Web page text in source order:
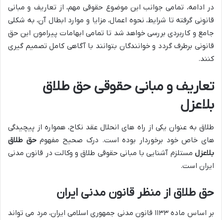
در ادامه، تمامی جوانب این موضوع حقوقی مهم، از تعاریف و مبانی
قانونی گرفته تا شرایط، نحوه اعمال، مزایا و موارد ابطال آن، به شکلی
جامع و کاربردی بررسی خواهد شد تا تمامی ابهامات پیرامون این حق
قانونی برطرف گردد و خوانندگان بتوانند با آگاهی کامل تصمیم گیری
کنند.
تعاریف و مبانی حقوقی حق طلاق
بلاعزل
طلاق به عنوان یکی از راه های انحلال عقد نکاح، همواره از پیچیدگی
های خاص خود برخوردار بوده است. درک صحیح مفهومحق طلاق
بلاعزل مستلزم آشنایی با مبانی حقوقی طلاق و وکالت در قانون مدنی
ایران است.
حق طلاق از منظر قانون مدنی ایران
بر اساس ماده ۱۱۳۳ قانون مدنی جمهوری اسلامی ایران، مرد می تواند